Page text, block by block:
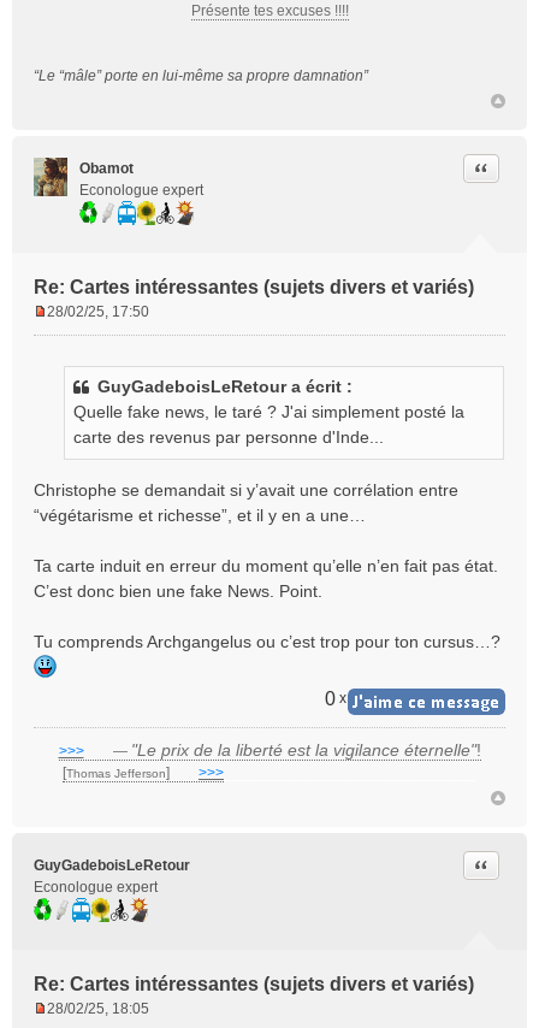
Présente tes excuses !!!!
“Le “mâle” porte en lui-même sa propre damnation”
Obamot
Econologue expert
Re: Cartes intéressantes (sujets divers et variés)
Citer
o
n
u
28/02/25, 17:50
GuyGadeboisLeRetour a écrit :
Quelle fake news, le taré ? J'ai simplement posté la
carte des revenus par personne d'Inde...
Christophe se demandait si y’avait une corrélation entre
“végétarisme et richesse”, et il y en a une…
Ta carte induit en erreur du moment qu’elle n’en fait pas état.
C’est donc bien une fake News. Point.
Tu comprends Archgangelus ou c’est trop pour ton cursus…?
0 x
>>>___ — "Le prix de la liberté est la vigilance éternelle"!
[Thomas Jefferson] >>>
GuyGadeboisLeRetour
Econologue expert
Re: Cartes intéressantes (sujets divers et variés)
Citer
28/02/25, 18:05